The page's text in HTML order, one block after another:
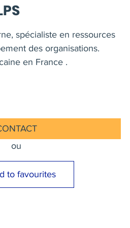
spécialiste en ressources
des organisations.
en France .
ou
to favourites